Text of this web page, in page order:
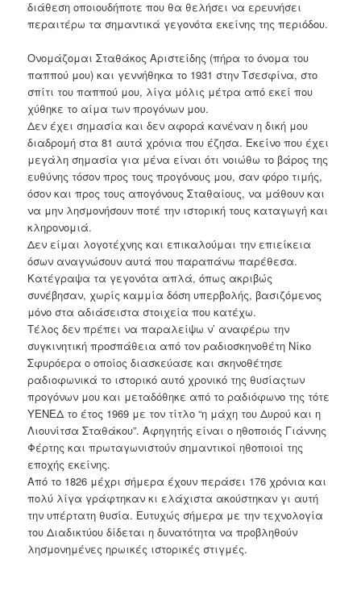
διάθεση οποιουδήποτε που θα θελήσει να ερευνήσει
περαιτέρω τα σημαντικά γεγονότα εκείνης της περιόδου.
Ονομάζομαι Σταθάκος Αριστείδης (πήρα το όνομα του
παππού μου) και γεννήθηκα το 1931 στην Τσεσφίνα, στο
σπίτι του παππού μου, λίγα μόλις μέτρα από εκεί που
χύθηκε το αίμα των προγόνων μου.
Δεν έχει σημασία και δεν αφορά κανέναν η δική μου
διαδρομή στα 81 αυτά χρόνια που έζησα. Εκείνο που έχει
μεγάλη σημασία για μένα είναι ότι νοιώθω το βάρος της
ευθύνης τόσον προς τους προγόνους μου, σαν φόρο τιμής,
όσον και προς τους απογόνους Σταθαίους, να μάθουν και
να μην λησμονήσουν ποτέ την ιστορική τους καταγωγή και
κληρονομιά.
Δεν είμαι λογοτέχνης και επικαλούμαι την επιείκεια
όσων αναγνώσουν αυτά που παραπάνω παρέθεσα.
Κατέγραψα τα γεγονότα απλά, όπως ακριβώς
συνέβησαν, χωρίς καμμία δόση υπερβολής, βασιζόμενος
μόνο στα αδιάσειστα στοιχεία που κατέχω.
Τέλος δεν πρέπει να παραλείψω ν’ αναφέρω την
συγκινητική προσπάθεια από τον ραδιοσκηνοθέτη Νίκο
Σφυρόερα ο οποίος διασκεύασε και σκηνοθέτησε
ραδιοφωνικά το ιστορικό αυτό χρονικό της θυσίαςτων
προγόνων μου και μεταδόθηκε από το ραδιόφωνο της τότε
ΥΕΝΕΔ το έτος 1969 με τον τίτλο “η μάχη του Δυρού και η
Λιουνίτσα Σταθάκου”. Αφηγητής είναι ο ηθοποιός Γιάννης
Φέρτης και πρωταγωνιστούν σημαντικοί ηθοποιοί της
εποχής εκείνης.
Από το 1826 μέχρι σήμερα έχουν περάσει 176 χρόνια και
πολύ λίγα γράφτηκαν κι ελάχιστα ακούστηκαν γι αυτή
την υπέρτατη θυσία. Ευτυχώς σήμερα με την τεχνολογία
του Διαδικτύου δίδεται η δυνατότητα να προβληθούν
λησμονημένες ηρωικές ιστορικές στιγμές.